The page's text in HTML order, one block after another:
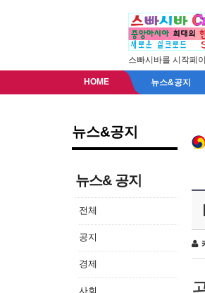
스빠시바를 시작페
HOME 뉴스&공지
뉴스&공지
뉴스& 공지
전체
공지
경제
사회